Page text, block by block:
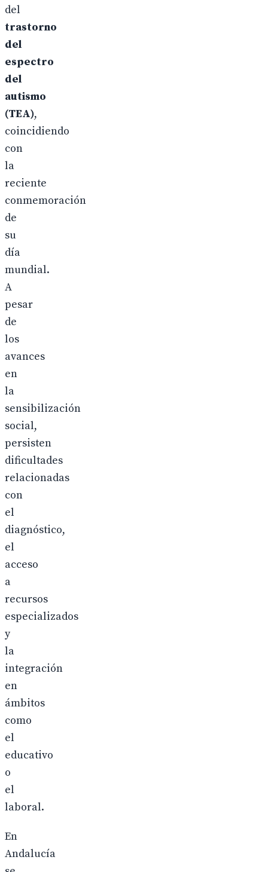
del
trastorno
del
espectro
del
autismo
(TEA),
coincidiendo
con
la
reciente
conmemoración
de
su
día
mundial.
A
pesar
de
los
avances
en
la
sensibilización
social,
persisten
dificultades
relacionadas
con
el
diagnóstico,
el
acceso
a
recursos
especializados
y
la
integración
en
ámbitos
como
el
educativo
o
el
laboral.
En
Andalucía